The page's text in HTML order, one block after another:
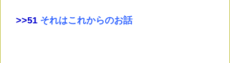
>>51 それはこれからのお話